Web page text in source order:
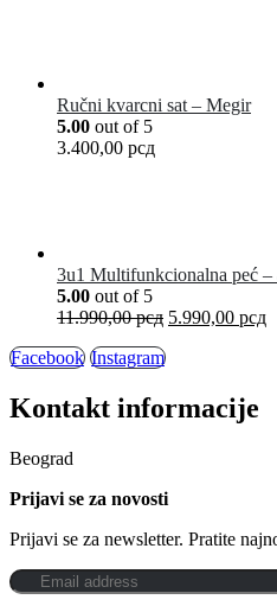
Ručni kvarcni sat – Megir
5.00 out of 5
3.400,00 рсд
3u1 Multifunkcionalna peć –
5.00 out of 5
11.990,00рсд 5.990,00 рсд
Facebook Instagram
Kontakt informacije
Beograd
Prijavi se za novosti
Prijavi se za newsletter. Pratite